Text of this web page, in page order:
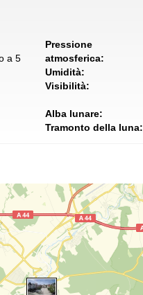
a 5
Pressione
atmosferica:
Umidità:
Visibilità:
Alba lunare:
Tramonto della luna: